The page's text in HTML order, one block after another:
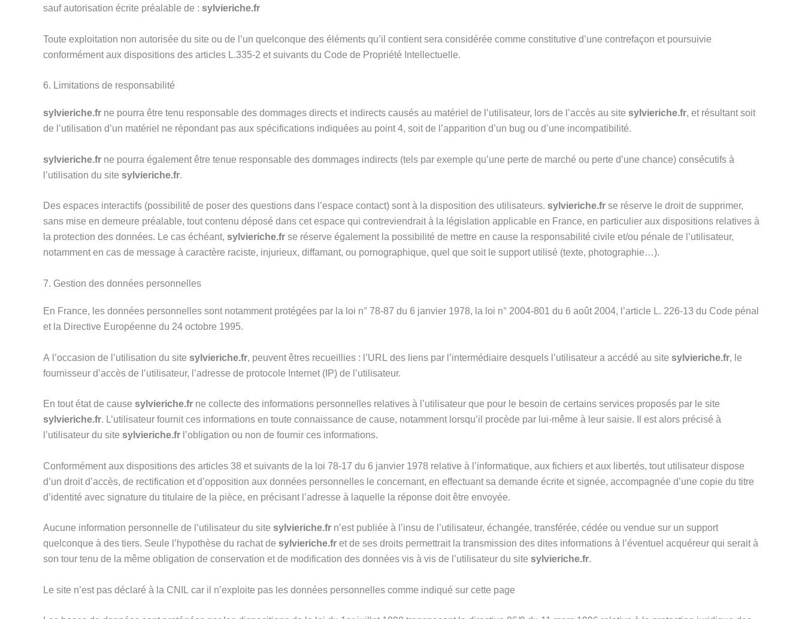
sauf autorisation écrite préalable de : sylvieriche.fr
Toute exploitation non autorisée du site ou de l’un quelconque des éléments qu’il contient sera considérée comme constitutive d’une contrefaçon et poursuivie
conformément aux dispositions des articles L.335-2 et suivants du Code de Propriété Intellectuelle.
6. Limitations de responsabilité
sylvieriche.fr ne pourra être tenu responsable des dommages directs et indirects causés au matériel de l’utilisateur, lors de l’accès au site sylvieriche.fr, et résultant soit
de l’utilisation d’un matériel ne répondant pas aux spécifications indiquées au point 4, soit de l’apparition d’un bug ou d’une incompatibilité.
sylvieriche.fr ne pourra également être tenue responsable des dommages indirects (tels par exemple qu’une perte de marché ou perte d’une chance) consécutifs à
l’utilisation du site sylvieriche.fr.
Des espaces interactifs (possibilité de poser des questions dans l’espace contact) sont à la disposition des utilisateurs. sylvieriche.frse réserve le droit de supprimer,
sans mise en demeure préalable, tout contenu déposé dans cet espace qui contreviendrait à la législation applicable en France, en particulier aux dispositions relatives à
la protection des données. Le cas échéant, sylvieriche.frse réserve également la possibilité de mettre en cause la responsabilité civile et/ou pénale de l’utilisateur,
notamment en cas de message à caractère raciste, injurieux, diffamant, ou pornographique, quel que soit le support utilisé (texte, photographie…).
7. Gestion des données personnelles
En France, les données personnelles sont notamment protégées par la loi n° 78-87 du 6 janvier 1978, la loi n° 2004-801 du 6 août 2004, l’article L. 226-13 du Code pénal
et la Directive Européenne du 24 octobre 1995.
A l’occasion de l’utilisation du site sylvieriche.fr, peuvent êtres recueillies : l’URL des liens par l’intermédiaire desquels l’utilisateur a accédé au site sylvieriche.fr, le
fournisseur d’accès de l’utilisateur, l’adresse de protocole Internet (IP) de l’utilisateur.
En tout état de cause sylvieriche.fr ne collecte des informations personnelles relatives à l’utilisateur que pour le besoin de certains services proposés par le site
sylvieriche.fr. L’utilisateur fournit ces informations en toute connaissance de cause, notamment lorsqu’il procède par lui-même à leur saisie. Il est alors précisé à
l’utilisateur du site sylvieriche.fr l’obligation ou non de fournir ces informations.
Conformément aux dispositions des articles 38 et suivants de la loi 78-17 du 6 janvier 1978 relative à l’informatique, aux fichiers et aux libertés, tout utilisateur dispose
d’un droit d’accès, de rectification et d’opposition aux données personnelles le concernant, en effectuant sa demande écrite et signée, accompagnée d’une copie du titre
d’identité avec signature du titulaire de la pièce, en précisant l’adresse à laquelle la réponse doit être envoyée.
Aucune information personnelle de l’utilisateur du site sylvieriche.fr n’est publiée à l’insu de l’utilisateur, échangée, transférée, cédée ou vendue sur un support
quelconque à des tiers. Seule l’hypothèse du rachat de sylvieriche.fret de ses droits permettrait la transmission des dites informations à l’éventuel acquéreur qui serait à
son tour tenu de la même obligation de conservation et de modification des données vis à vis de l’utilisateur du site sylvieriche.fr.
Le site n’est pas déclaré à la CNIL car il n’exploite pas les données personnelles comme indiqué sur cette page